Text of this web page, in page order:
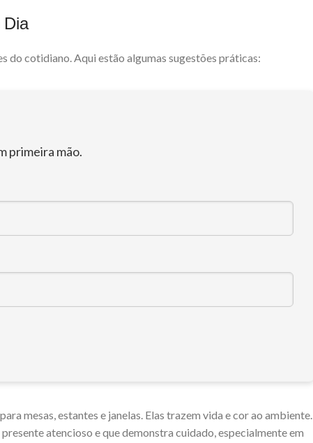
Dia
do cotidiano. Aqui estão algumas sugestões práticas:
primeira mão.
mesas, estantes e janelas. Elas trazem vida e cor ao ambiente.
atencioso e que demonstra cuidado, especialmente em